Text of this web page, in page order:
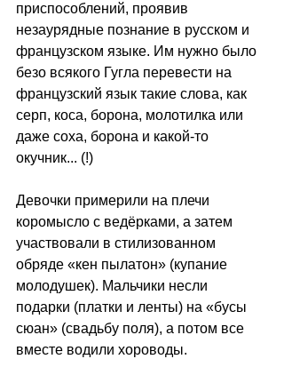
приспособлений, проявив
незаурядные познание в русском и
французском языке. Им нужно было
безо всякого Гугла перевести на
французский язык такие слова, как
серп, коса, борона, молотилка или
даже соха, борона и какой-то
окучник... (!)
Девочки примерили на плечи
коромысло с ведёрками, а затем
участвовали в стилизованном
обряде «кен пылатон» (купание
молодушек). Мальчики несли
подарки (платки и ленты) на «бусы
сюан» (свадьбу поля), а потом все
вместе водили хороводы.